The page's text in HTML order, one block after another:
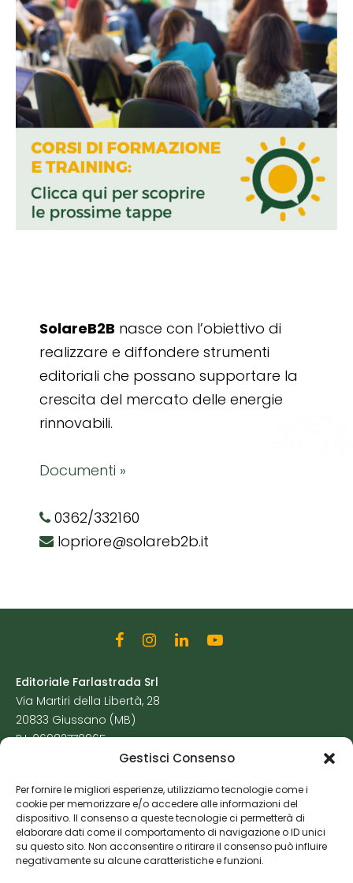
Gestisci Consenso
Per fornire le migliori esperienze, utilizziamo tecnologie come i
cookie per memorizzare e/o accedere alle informazioni del
dispositivo. Il consenso a queste tecnologie ci permetterà di
elaborare dati come il comportamento di navigazione o ID unici
su questo sito. Non acconsentire o ritirare il consenso può influire
negativamente su alcune caratteristiche e funzioni.
SolareB2B nasce con l’obiettivo di
realizzare e diffondere strumenti
editoriali che possano supportare la
crescita del mercato delle energie
rinnovabili.
Documenti »
0362/332160
lopriore@solareb2b.it
Editoriale Farlastrada Srl
Via Martiri della Libertà, 28
20833 Giussano (MB)
P.I. 06982770965
Cookie Policy
Risorse Aggiuntive